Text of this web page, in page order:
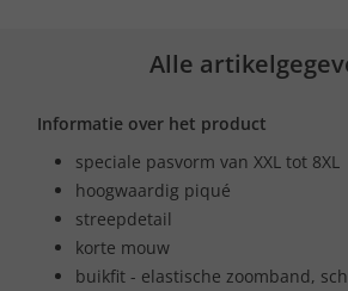
Alle
Informatie over het product
speciale pasvorm van XXL tot 8XL
hoogwaardig piqué
streepdetail
korte mouw
buikfit - elastische zoomband,